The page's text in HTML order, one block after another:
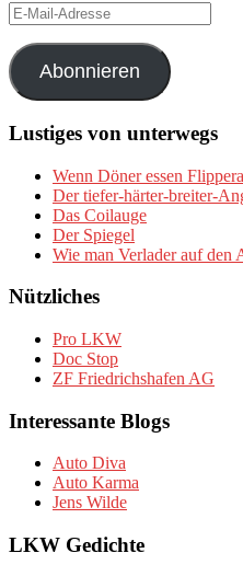
E-
Mail-
Adresse
Abonnieren
Lustiges von unterwegs
Wenn Döner essen
Der tiefer-härter-breiter-
Das Coilauge
Der Spiegel
Wie man Verlader auf den
Nützliches
Pro LKW
Doc Stop
ZF Friedrichshafen AG
Interessante Blogs
Auto Diva
Auto Karma
Jens Wilde
LKW Gedichte